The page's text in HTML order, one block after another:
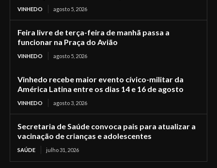
VINHEDO agosto 5, 2026
Feira livre de terça-feira de manhã passa a
funcionar na Praça do Avião
VINHEDO agosto 5, 2026
Vinhedo recebe maior evento cívico-militar da
América Latina entre os dias 14 e 16 de agosto
VINHEDO agosto 3, 2026
Secretaria de Saúde convoca pais para atualizar a
vacinação de crianças e adolescentes
SAÚDE julho 31, 2026